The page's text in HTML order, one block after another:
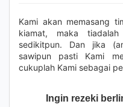
Kami akan memasang
kiamat, maka
sedikitpun. Dan jika
sawipun pasti Kami
cukuplah Kami sebagai
Ingin rezeki